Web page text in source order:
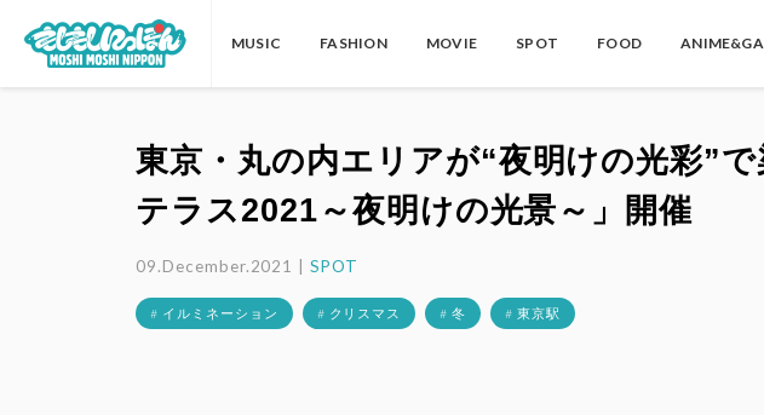
MUSIC FASHION MOVIE SPOT FOOD
東京・丸の内エリアが“夜明けの光彩”
テラス2021～夜明けの光景～」開催
09.December.2021 |SPOT
# イルミネーション # クリスマス # 冬 # 東京駅